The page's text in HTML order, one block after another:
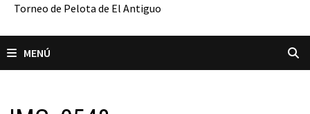
Torneo de Pelota de El Antiguo
MENÚ